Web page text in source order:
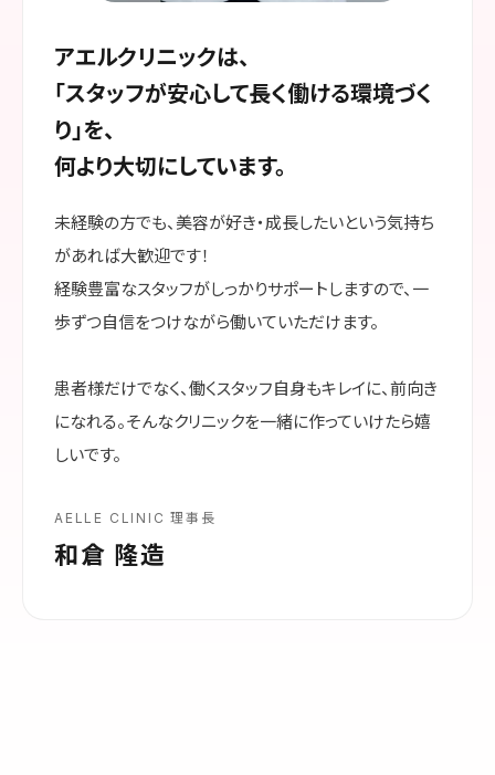
アエルクリニックは、
「スタッフが安心して長く働ける環境づく
り」を、
何より大切にしています。
未経験の方でも、美容が好き・成長したいという気持ち
があれば大歓迎です！
経験豊富なスタッフがしっかりサポートしますので、一
歩ずつ自信をつけながら働いていただけます。
患者様だけでなく、働くスタッフ自身もキレイに、前向き
になれる。そんなクリニックを一緒に作っていけたら嬉
しいです。
AELLE CLINIC 理事長
和倉 隆造